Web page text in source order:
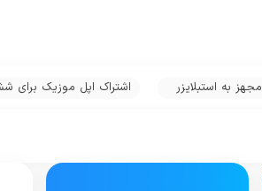
دوربین آیفون 12 مجهز به استبلایزر
اشتراک اپل موزیک برای